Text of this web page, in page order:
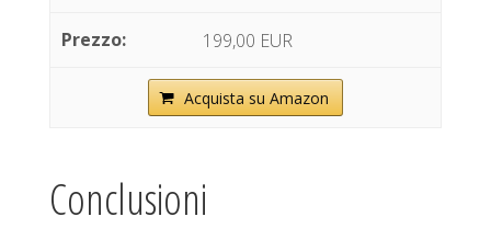
199,00 EUR
Acquista su Amazon
Conclusioni